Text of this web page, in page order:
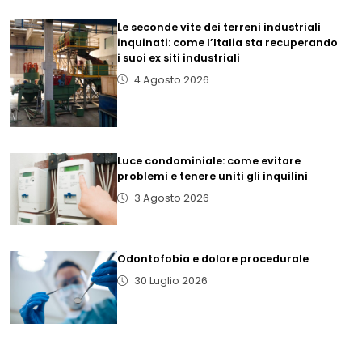
Le seconde vite dei terreni industriali
inquinati: come l’Italia sta recuperando
i suoi ex siti industriali
4 Agosto 2026
Luce condominiale: come evitare
problemi e tenere uniti gli inquilini
3 Agosto 2026
Odontofobia e dolore procedurale
30 Luglio 2026